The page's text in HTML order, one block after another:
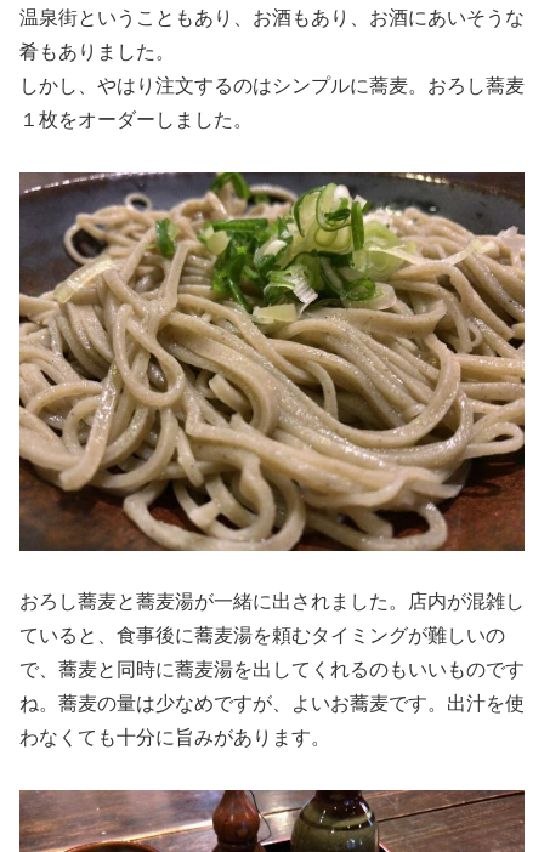
温泉街ということもあり、お酒もあり、お酒にあいそうな
肴もありました。
しかし、やはり注文するのはシンプルに蕎麦。おろし蕎麦
１枚をオーダーしました。
おろし蕎麦と蕎麦湯が一緒に出されました。店内が混雑し
ていると、食事後に蕎麦湯を頼むタイミングが難しいの
で、蕎麦と同時に蕎麦湯を出してくれるのもいいものです
ね。蕎麦の量は少なめですが、よいお蕎麦です。出汁を使
わなくても十分に旨みがあります。